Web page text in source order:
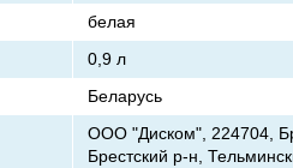
белая
0,9 л
Беларусь
ООО "Диском", 224704,
Брестский р-н,